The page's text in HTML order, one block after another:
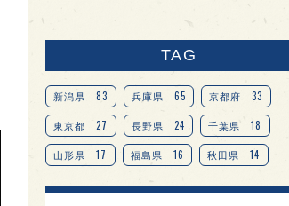
TAG
新潟県 83 兵庫県 65 京都府 33
東京都 27 長野県 24 千葉県 18
山形県 17 福島県 16 秋田県 14
愛知県 14 宮城県 14 岐阜県 13